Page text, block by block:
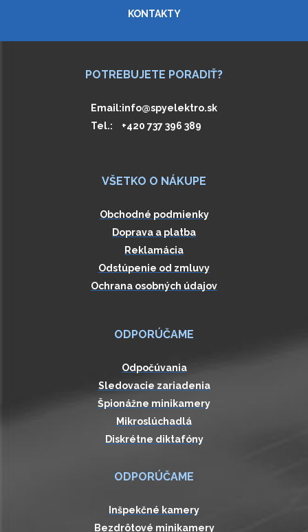
KONTAKTY
POTREBUJETE PORADIŤ?
Email:info@spyelektro.sk
Tel.:
+420 737 396 389
VŠETKO O NÁKUPE
Obchodné podmienky
Doprava a platba
Reklamácia
Odstúpenie od zmluvy
Ochrana osobných údajov
ODPORÚČAME
Odpočúvania
Sledovacie zariadenia
Špionážne minikamery
Mikroslúchadlá
Diskrétne diktafóny
ODPORÚČAME
Inšpekčné kamery
Bezdrôtové minikamery